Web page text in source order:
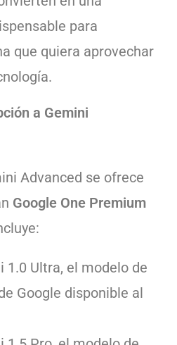
para
que quiera aprovechar
a Gemini
Advanced se ofrece
Google One Premium
1.0 Ultra, el modelo de
Google disponible al